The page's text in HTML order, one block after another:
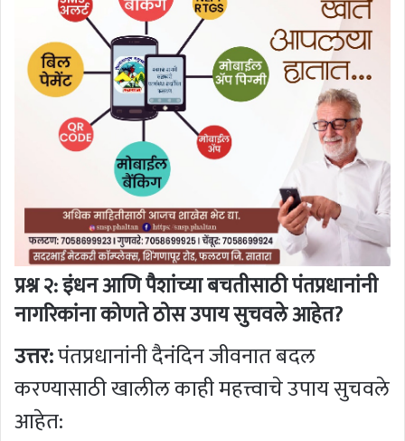
प्रश्न २: इंधन आणि पैशांच्या बचतीसाठी पंतप्रधानांनी
नागरिकांना कोणते ठोस उपाय सुचवले आहेत?
उत्तर:पंतप्रधानांनी दैनंदिन जीवनात बदल
करण्यासाठी खालील काही महत्त्वाचे उपाय सुचवले
आहेत: